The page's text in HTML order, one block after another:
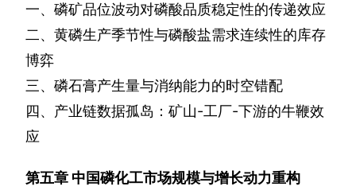
一、磷矿品位波动对磷酸品质稳定性的传递效应
二、黄磷生产季节性与磷酸盐需求连续性的库存
博弈
三、磷石膏产生量与消纳能力的时空错配
四、产业链数据孤岛：矿山-工厂-下游的牛鞭效
应
第五章 中国磷化工市场规模与增长动力重构